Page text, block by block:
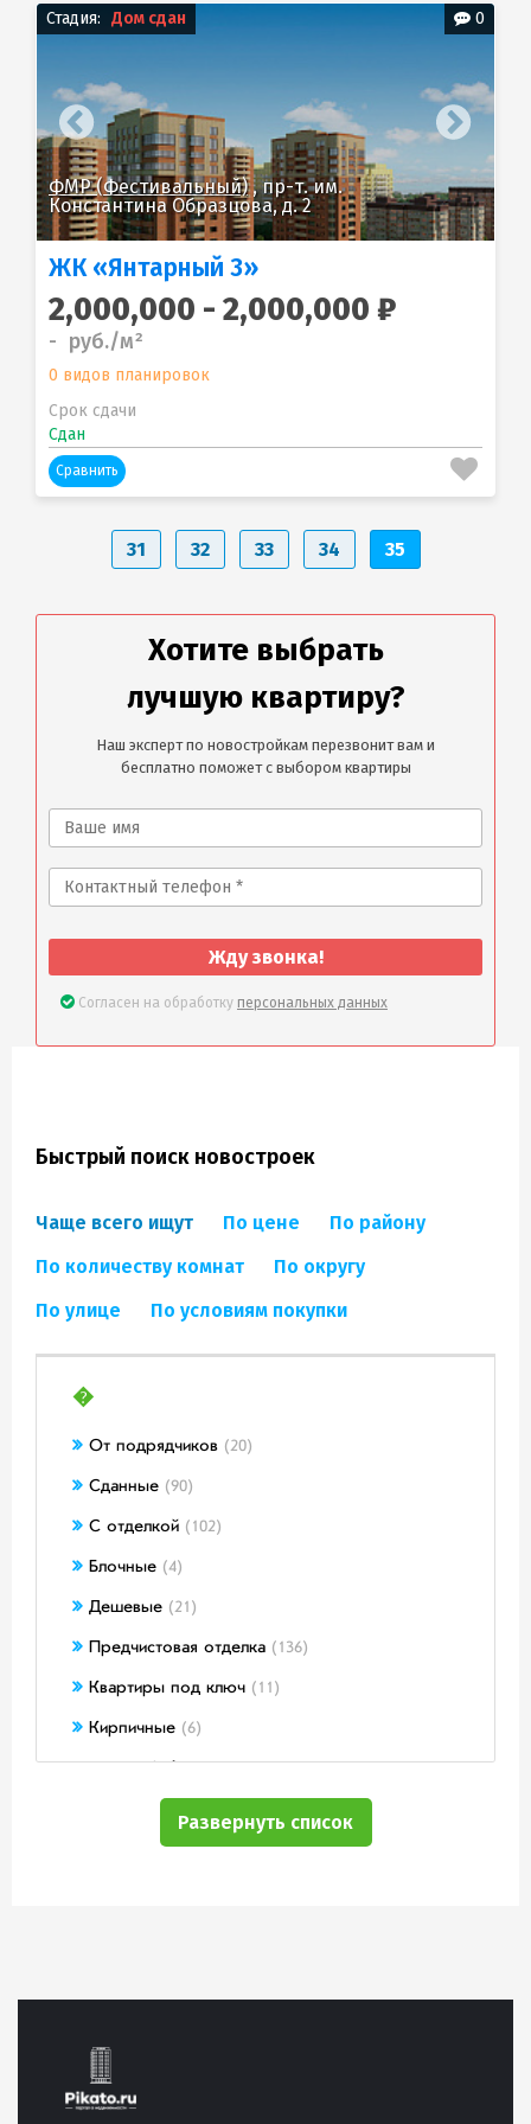
Стадия: Дом сдан 0
ФМР (Фестивальный), пр-т. им.
Константина Образцова, д. 2
ЖК «Янтарный 3»
Сравнить
2,000,000 - 2,000,000 ₽
- руб./м²
0 видов планировок
Срок сдачи
Сдан
31 32 33 34 35
Хотите выбрать
лучшую квартиру?
Наш эксперт по новостройкам перезвонит вам и
бесплатно поможет с выбором квартиры
Жду звонка!
Согласен на обработку персональных данных
Быстрый поиск новостроек
Чаще всего ищут По цене
По району
По количеству комнат
По округу
По улице
По условиям покупки
�
От подрядчиков (20)
Сданные (90)
С отделкой (102)
Блочные (4)
Дешевые (21)
Предчистовая отделка (136)
Квартиры под ключ (11)
Кирпичные (6)
Вид на Кубань
Строящиеся
От застройщика (166)
Со свидетельством
По ФЗ-214
Развернуть список